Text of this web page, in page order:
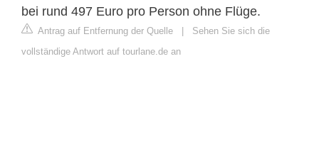
bei rund 497 Euro pro Person ohne Flüge.
Antrag auf Entfernung der Quelle | Sehen Sie sich die
vollständige Antwort auf tourlane.de an